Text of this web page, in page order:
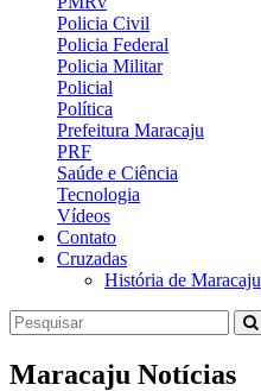
Policia Civil
Policia Federal
Policia Militar
Policial
Política
Prefeitura Maracaju
PRF
Saúde e Ciência
Tecnologia
Vídeos
Contato
Cruzadas
História de Maracaju
Maracaju Notícias